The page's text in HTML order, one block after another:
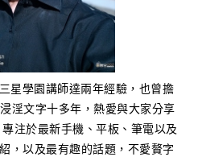
星學園講師達兩年經驗，也曾擔
淫文字十多年，熱愛與大家分享
注於最新手機、平板、筆電以及
，以及最有趣的話題，不愛贅字